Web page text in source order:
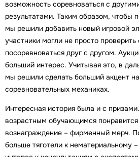
возможность соревноваться с
результатами. Таким образом, чтобы
мы решили добавить новый игровой
участники могли не просто
посоревноваться друг с другом.
больший интерес. Учитывая это, в
мы решили сделать больший акцент
соревновательных механиках.
Интересная история была и с
возрастным обучающимся
вознаграждение – фирменный мерч.
больше тяготели к нематериальному